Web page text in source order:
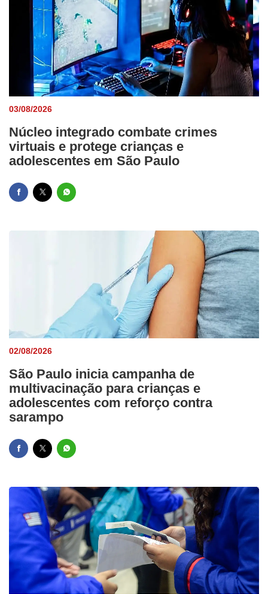
03/08/2026
Núcleo integrado combate crimes
virtuais e protege crianças e
adolescentes em São Paulo
02/08/2026
São Paulo inicia campanha de
multivacinação para crianças e
adolescentes com reforço contra
sarampo